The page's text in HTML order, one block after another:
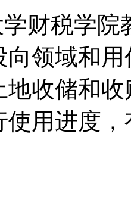
财税学
向领域和
地收储和
使用进度